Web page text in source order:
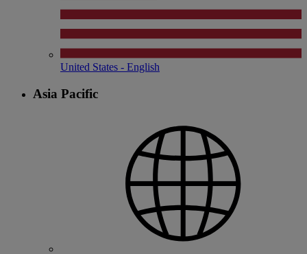
United States - English
Asia Pacific